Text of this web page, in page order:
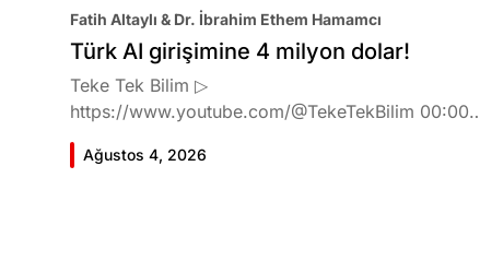
Fatih Altaylı & Dr. İbrahim Ethem Hamamcı
Türk AI girişimine 4 milyon dolar!
Teke Tek Bilim ▷
https://www.youtube.com/@TekeTekBilim 00:00
Giriş 01:51 İbrahim Ethem Hamamcı kimdir ve
akademik çalışmaları neler? 10:54 Kendi şirketlerini
Ağustos 4, 2026